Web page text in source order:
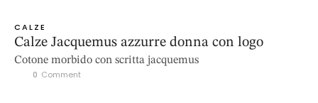
CALZE
Calze Jacquemus azzurre donna con logo
Cotone morbido con scritta jacquemus
0 Comment